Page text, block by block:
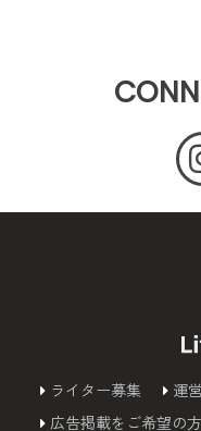
ライター募集 運
広告掲載をご希望の